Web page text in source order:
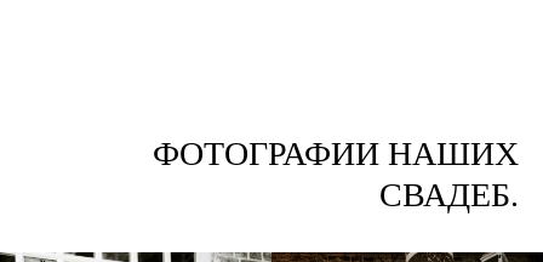
ФОТОГРАФИИ НАШИХ
СВАДЕБ.